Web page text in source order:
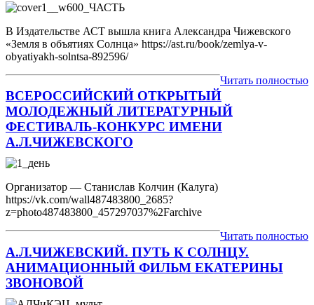
В Издательстве АСТ вышла книга Александра Чижевского
«Земля в объятиях Солнца» https://ast.ru/book/zemlya-v-
obyatiyakh-solntsa-892596/
Читать полностью
ВСЕРОССИЙСКИЙ ОТКРЫТЫЙ
МОЛОДЕЖНЫЙ ЛИТЕРАТУРНЫЙ
ФЕСТИВАЛЬ-КОНКУРС ИМЕНИ
А.Л.ЧИЖЕВСКОГО
Организатор — Станислав Колчин (Калуга)
https://vk.com/wall487483800_2685?
z=photo487483800_457297037%2Farchive
Читать полностью
А.Л.ЧИЖЕВСКИЙ. ПУТЬ К СОЛНЦУ.
АНИМАЦИОННЫЙ ФИЛЬМ ЕКАТЕРИНЫ
ЗВОНОВОЙ